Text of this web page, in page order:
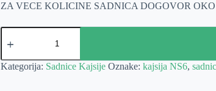
ZA VECE KOLICINE SADNICA DOGOVOR
Voćne
sadnice
NS6
količina
Kategorija: Sadnice Kajsije Oznake:kajsija NS6,